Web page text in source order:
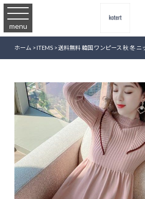
menu
ホーム>ITEMS>送料無料 韓国 ワンピース 秋 冬